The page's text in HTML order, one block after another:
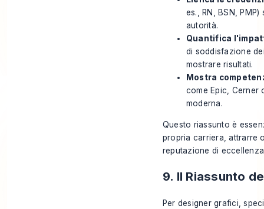
es., RN, BSN,
autorità.
Quantifica
di soddisfazione
mostrare risultati.
Mostra
come Epic, Cerner
moderna.
Questo riassunto è
propria carriera, attrarre
reputazione di
9. Il Riassunto
Per designer grafici,